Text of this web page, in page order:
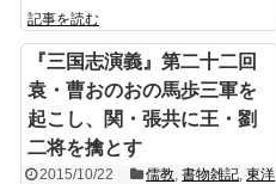
記事を読む
『三国志演義』第二十二回
袁・曹おのおの馬歩三軍を
起こし、関・張共に王・劉
二将を擒とす
2015/10/22 儒教 ,書物雑記 ,東洋